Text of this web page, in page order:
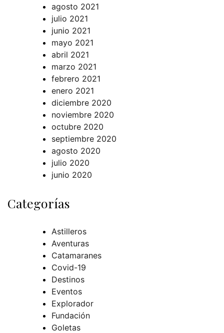
agosto 2021
julio 2021
junio 2021
mayo 2021
abril 2021
marzo 2021
febrero 2021
enero 2021
diciembre 2020
noviembre 2020
octubre 2020
septiembre 2020
agosto 2020
julio 2020
junio 2020
Categorías
Astilleros
Aventuras
Catamaranes
Covid-19
Destinos
Eventos
Explorador
Fundación
Goletas